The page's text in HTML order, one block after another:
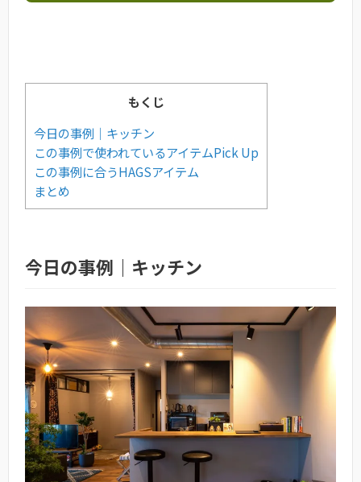
もくじ
今日の事例｜キッチン
この事例で使われているアイテムPick Up
この事例に合うHAGSアイテム
まとめ
今日の事例｜キッチン